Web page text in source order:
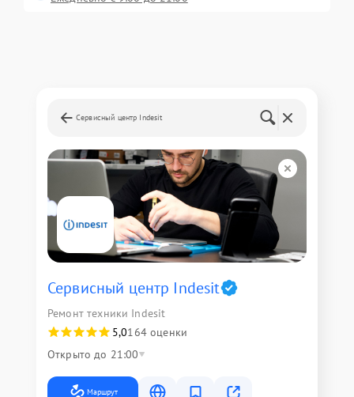
Сервисный центр Indesit
Сервисный центр Indesit
Ремонт техники Indesit
5,0164 оценки
Открыто до 21:00
Маршрут